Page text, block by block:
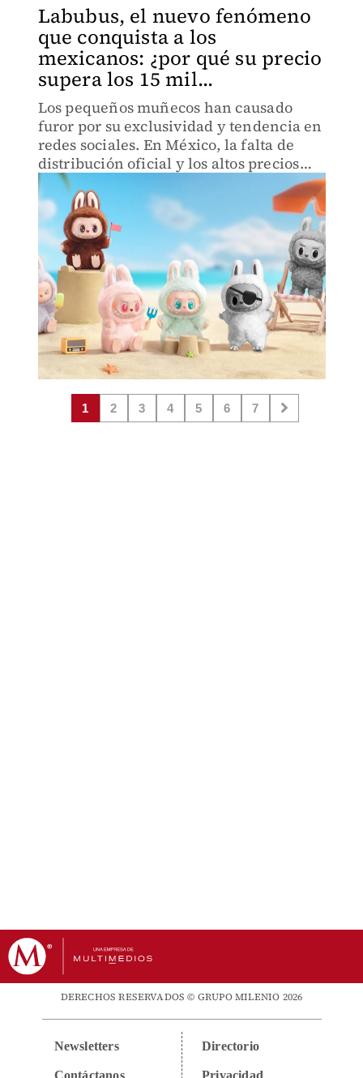
Labubus, el nuevo fenómeno
que conquista a los
mexicanos: ¿por qué su precio
supera los 15 mil...
Los pequeños muñecos han causado
furor por su exclusividad y tendencia en
redes sociales. En México, la falta de
distribución oficial y los altos precios
han llevado al auge de monstruitos
pirata.
1 2 3 4 5 6 7
DERECHOS RESERVADOS © GRUPO MILENIO 2026
Newsletters
Contáctanos
Directorio
Privacidad